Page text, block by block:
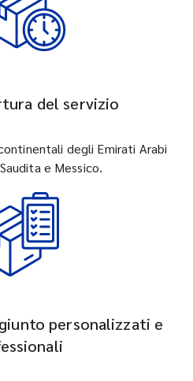
del servizio
degli Emirati Arabi
e Messico.
personalizzati e